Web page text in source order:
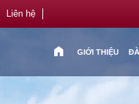
Liên hệ
home GIỚI THIỆU